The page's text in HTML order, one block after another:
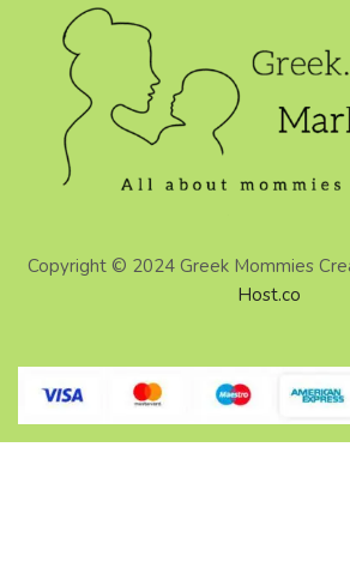
Copyright © 2024 Greek Mommies
Host.co